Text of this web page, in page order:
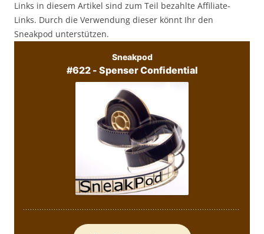
Links in diesem Artikel sind zum Teil bezahlte Affiliate-
Links. Durch die Verwendung dieser könnt Ihr den
Sneakpod unterstützen.